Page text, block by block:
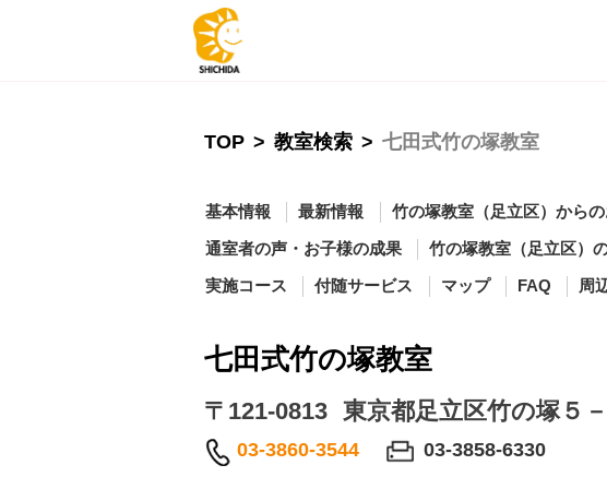
TOP > 教室検索 > 七田式竹の塚教室
基本情報 最新情報 竹の塚教室（足立区）から
通室者の声・お子様の成果
竹の塚教室（足立区）
実施コース
付随サービス マップ FAQ 周
七田式竹の塚教室
〒121-0813 東京都足立区竹の塚５
03-3860-3544 03-3858-6330